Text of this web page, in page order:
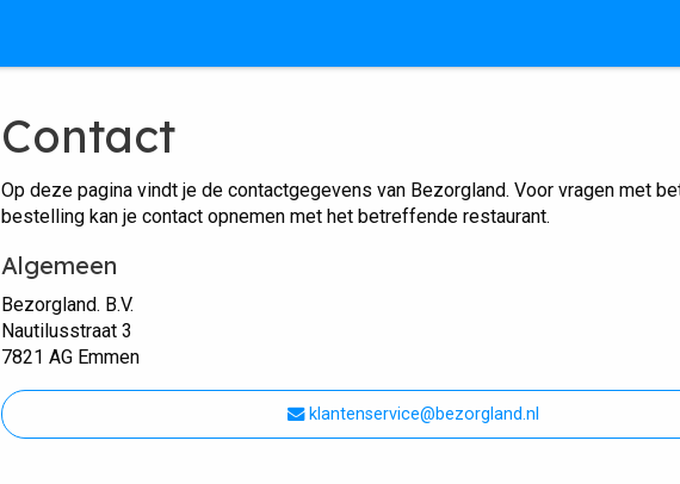
Contact
Op deze pagina vindt je de contactgegevens van Bezorgland. Voor vragen met
bestelling kan je contact opnemen met het betreffende restaurant.
Algemeen
Bezorgland. B.V.
Nautilusstraat 3
7821 AG Emmen
klantenservice@bezorgland.nl